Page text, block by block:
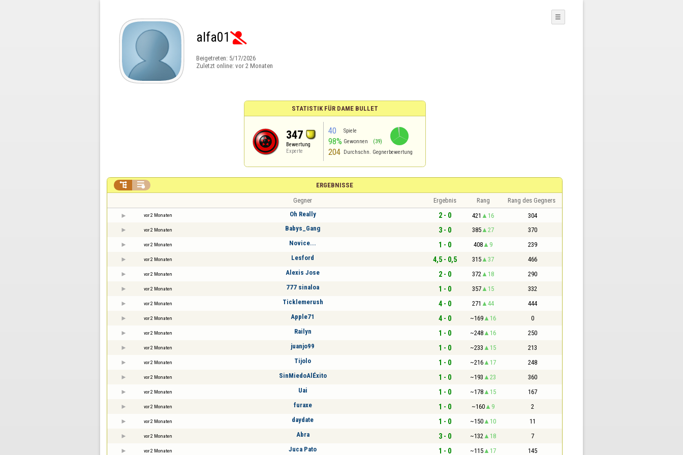
alfa01
Beigetreten: 5/17/2026
Zuletzt online: vor 2 Monaten
☰
STATISTIK FÜR DAME BULLET
347
Bewertung
Experte
40 Spiele
98% Gewonnen (39)
204 Durchschn. Gegnerbewertung
ERGEBNISSE
 
Gegner Ergebnis Rang Rang des Gegners
vor 2 Monaten Oh Really 2 - 0 421 16 304
vor 2 Monaten Babys_Gang 3 - 0 385 27 370
vor 2 Monaten Novice... 1 - 0 408 9 239
vor 2 Monaten Lesford 4,5 - 0,5 315 37 466
vor 2 Monaten Alexis Jose 2 - 0 372 18 290
vor 2 Monaten 777 sinaloa 1 - 0 357 15 332
vor 2 Monaten Ticklemerush 4 - 0 271 44 444
vor 2 Monaten Apple71 4 - 0 ~169 16 0
vor 2 Monaten Railyn 1 - 0 ~248 16 250
vor 2 Monaten juanjo99 1 - 0 ~233 15 213
vor 2 Monaten Tijolo 1 - 0 ~216 17 248
vor 2 Monaten SinMiedoAlÉxito 1 - 0 ~193 23 360
vor 2 Monaten Uai 1 - 0 ~178 15 167
vor 2 Monaten furaxe 1 - 0 ~160 9 2
vor 2 Monaten daydate 1 - 0 ~150 10 11
vor 2 Monaten Abra 3 - 0 ~132 18 7
vor 2 Monaten Juca Pato 1 - 0 ~115 17 145